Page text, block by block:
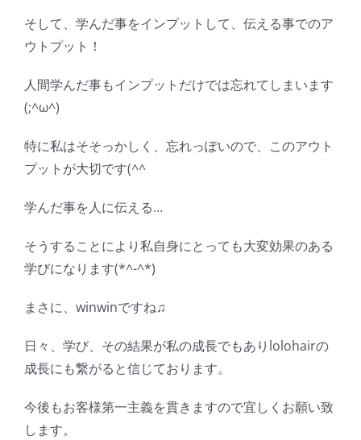
そして、学んだ事をインプットして、伝える事でのア
ウトプット！
人間学んだ事もインプットだけでは忘れてしまいます
(;^ω^)
特に私はそそっかしく、忘れっぽいので、このアウト
プットが大切です(^^ゞ
学んだ事を人に伝える…
そうすることにより私自身にとっても大変効果のある
学びになります(*^-^*)
まさに、winwinですね♫
日々、学び、その結果が私の成長でもありlolohairの
成長にも繋がると信じております。
今後もお客様第一主義を貫きますので宜しくお願い致
します。